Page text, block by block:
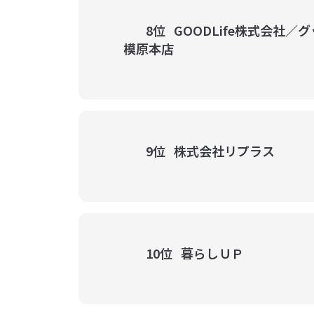
8位 GOODLife株式会社／
模原本店
9位 株式会社リプラス
10位 暮らしＵＰ